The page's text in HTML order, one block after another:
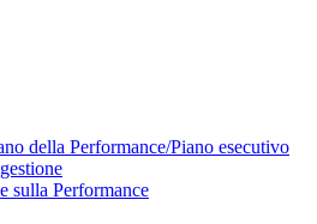
della Performance/Piano esecutivo
sulla Performance